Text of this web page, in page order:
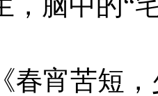
春宵苦短